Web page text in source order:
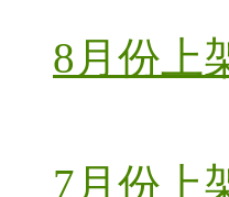
8月份上
7月份上